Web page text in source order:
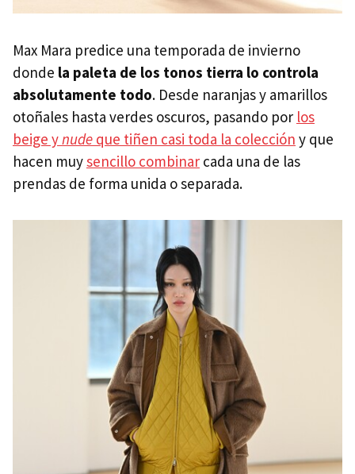
Max Mara predice una temporada de invierno
donde la paleta de los tonos tierra lo controla
absolutamente todo. Desde naranjas y amarillos
otoñales hasta verdes oscuros, pasando por los
beige ynude que tiñen casi toda la colección y que
hacen muysencillo combinar cada una de las
prendas de forma unida o separada.